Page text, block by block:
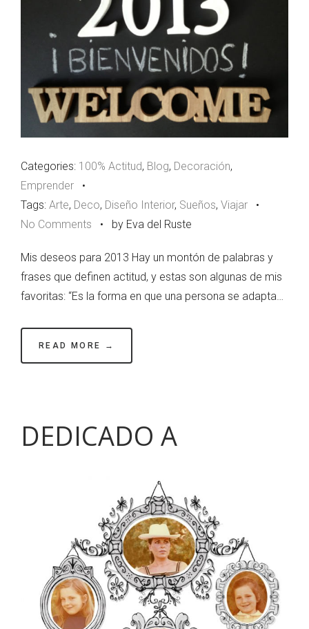
Categories: 100% Actitud, Blog, Decoración,
Emprender •
Tags: Arte, Deco, Diseño Interior, Sueños, Viajar •
No Comments • by Eva del Ruste
Mis deseos para 2013 Hay un montón de palabras y
frases que definen actitud, y estas son algunas de mis
favoritas: “Es la forma en que una persona se adapta…
READ MORE →
DEDICADO A